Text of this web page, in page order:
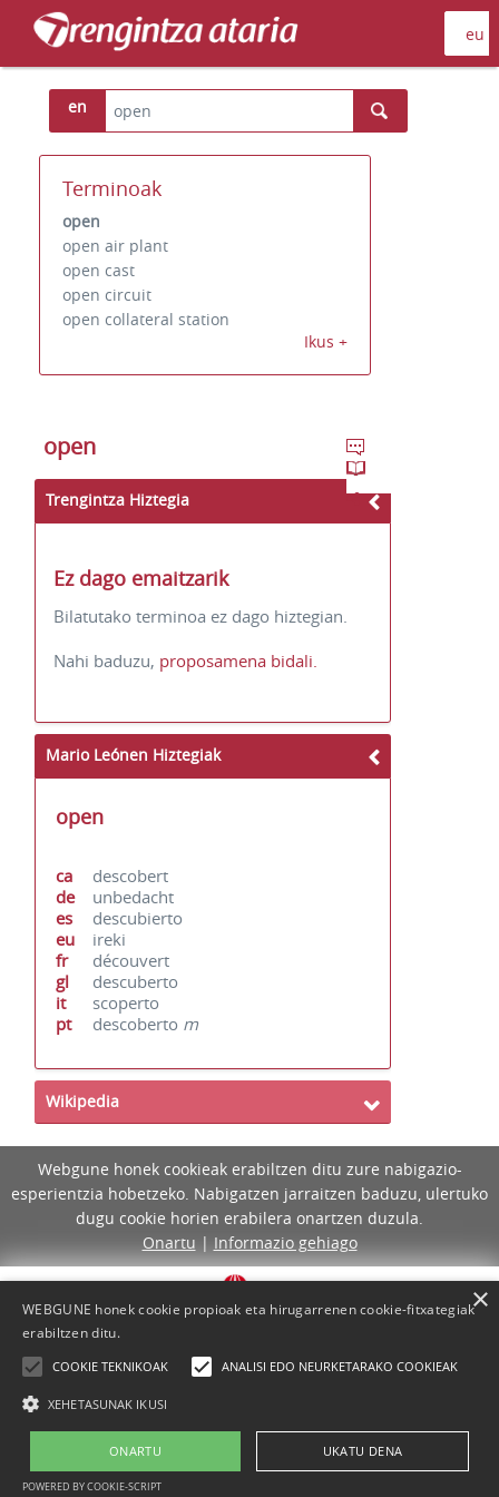
en
Terminoak
open
open air plant
open cast
open circuit
open collateral station
Ikus +
open
Trengintza Hiztegia
Ez dago emaitzarik
Bilatutako terminoa ez dago hiztegian.
Nahi baduzu, proposamena bidali.
Mario Leónen Hiztegiak
open
ca
descobert
de
unbedacht
es
descubierto
eu
ireki
fr
découvert
gl
descuberto
it
scoperto
pt
descoberto m
Wikipedia
Webgune honek cookieak erabiltzen ditu zure nabigazio-
esperientzia hobetzeko. Nabigatzen jarraitzen baduzu, ulertuko
dugu cookie horien erabilera onartzen duzula.
Onartu | Informazio gehiago
Lege-oharra Cookie-politika Laguntza
Kontaktua
WEBGUNE honek cookie propioak eta hirugarrenen cookie-fitxategiak
erabiltzen ditu.
COOKIE TEKNIKOAK ANALISI EDO NEURKETARAKO COOKIEAK
XEHETASUNAK IKUSI
ONARTU UKATU DENA
POWERED BY COOKIE-SCRIPT
×